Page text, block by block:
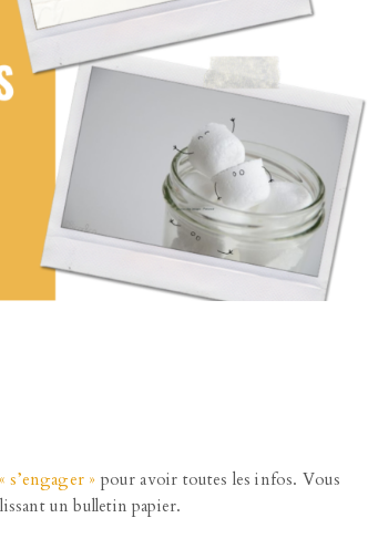
s’engager » pour avoir toutes les infos. Vous
un bulletin papier.